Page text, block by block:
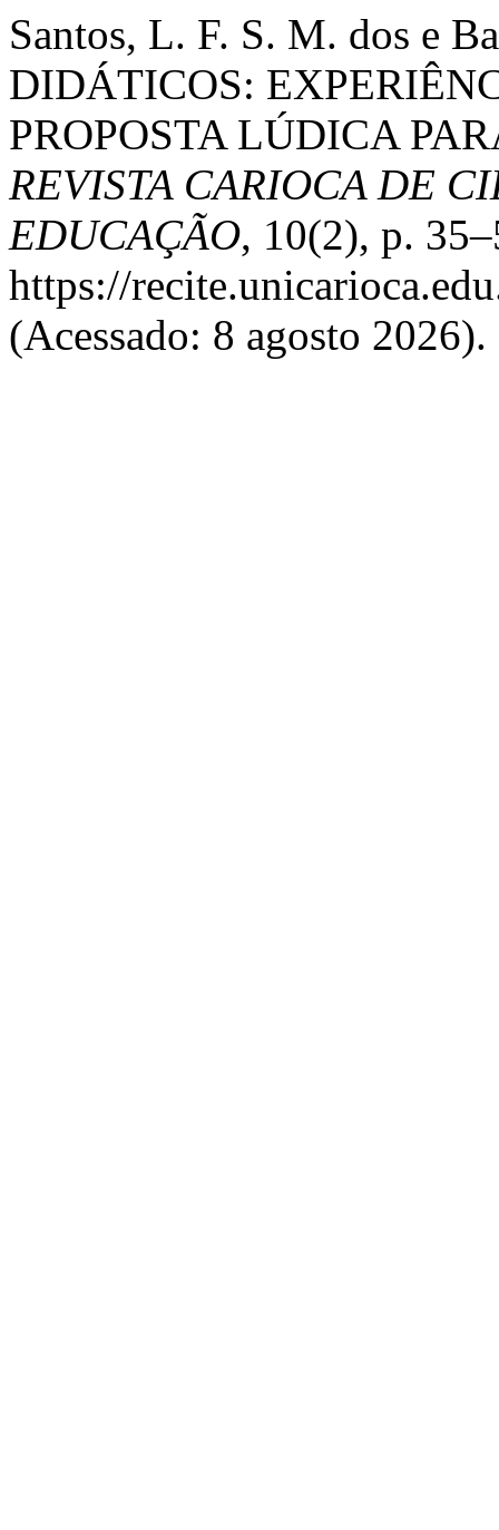
Santos, L. F. S. M. dos e
DIDÁTICOS:
PROPOSTA LÚDICA
REVISTA CARIOCA DE
EDUCAÇÃO, 10(2), p.
https://
(Acessado: 8 agosto 2026).